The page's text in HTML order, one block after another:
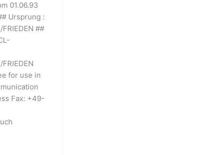
01.06.93
Ursprung :
##
FRIEDEN
use in
Fax: +49-